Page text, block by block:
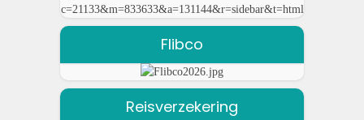
Flibco
Reisverzekering